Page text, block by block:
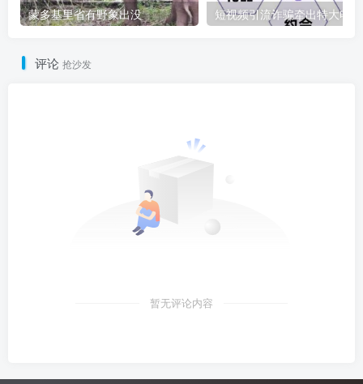
蒙多基里省有野象出没
评论 抢沙发
暂无评论内容